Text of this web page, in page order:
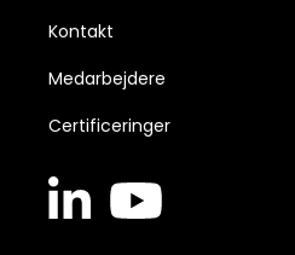
Kontakt
Medarbejdere
Certificeringer
linkedin
in